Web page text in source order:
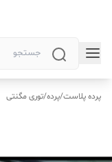
پرده پلاست/پرده/توری مگنتی